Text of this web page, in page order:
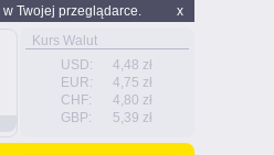
x
Twojej przeglądarce.
Kurs Walut
USD:
4,48 zł
EUR:
4,75 zł
CHF:
4,80 zł
GBP:
5,39 zł